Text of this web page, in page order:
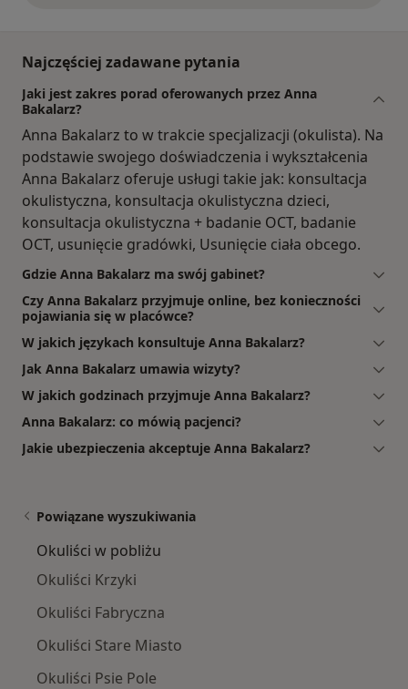
Najczęściej zadawane pytania
Jaki jest zakres porad oferowanych przez Anna
Bakalarz?
Anna Bakalarz to w trakcie specjalizacji (okulista). Na
podstawie swojego doświadczenia i wykształcenia
Anna Bakalarz oferuje usługi takie jak: konsultacja
okulistyczna, konsultacja okulistyczna dzieci,
konsultacja okulistyczna + badanie OCT, badanie
OCT, usunięcie gradówki, Usunięcie ciała obcego.
Gdzie Anna Bakalarz ma swój gabinet?
Czy Anna Bakalarz przyjmuje online, bez konieczności
pojawiania się w placówce?
W jakich językach konsultuje Anna Bakalarz?
Jak Anna Bakalarz umawia wizyty?
W jakich godzinach przyjmuje Anna Bakalarz?
Anna Bakalarz: co mówią pacjenci?
Jakie ubezpieczenia akceptuje Anna Bakalarz?
Powiązane wyszukiwania
Okuliści w pobliżu
Okuliści Krzyki
Okuliści Fabryczna
Okuliści Stare Miasto
Okuliści Psie Pole